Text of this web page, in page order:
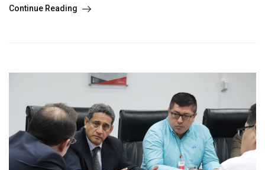
Continue Reading